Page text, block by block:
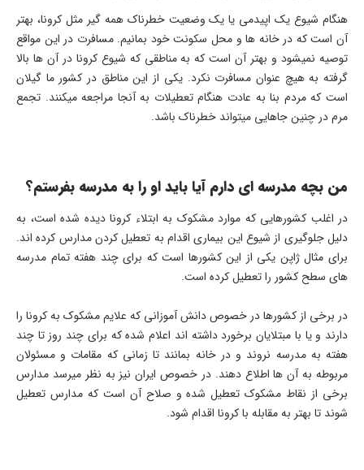
هنگام شیوع یک اپیدمی یا یک وضعیت خطرناک همه گیر مثل کرونا، بهتر
آن است که در خانه ها و محل سکونت خود بمانیم. مسافرت در این مواقع
توصیه نمیشود و بهتر آن است که به مناطقی که شیوع کرونا در آن ها بالا
گرفته به هیچ عنوان مسافرت نکرد. یکی از این مناطق در کشور ما گیلان
است که مردم بنا به عادت هنگام تعطیلات به آنجا مراجعه میکنند. تجمع
مرم در چنین جاهایی میتواند خطرناک باشد.
من بچه مدرسه ای دارم آیا باید او را به مدرسه بفرستم؟
در اغلب کشورهایی که موارد مشکوک به ابتلاء کرونا دیده شده است، به
دلیل جلوگیری از شیوع این بیماری اقدام به تعطیل کردن مدارس کرده اند.
برای مثال ژاپن یکی از این کشورها است که برای چند هفته تمام مدرسه
های سطح کشور را تعطیل کرده است.
در برخی از کشورها در خصوص دانش آموزانی که علایم مشکوک به کرونا را
دارند و یا با مبتلایان برخورد داشته اند اعلام شده که برای چند روز تا چند
هفته به مدرسه نروند و در خانه بمانند تا زمانی که مقامات و مسئولان
مربوطه به آن ها اطلاع دهند. در خصوص ایران نیز به نظر میرسد مدارس
برخی از نقاط مشکوک تعطیل شده و صلاح آن است که مدارس تعطیل
شوند تا بهتر به مقابله با کرونا اقدام شود.